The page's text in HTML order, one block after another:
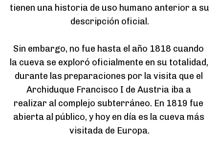
tienen una historia de uso humano anterior a su
descripción oficial.
Sin embargo, no fue hasta el año 1818 cuando
la cueva se exploró oficialmente en su totalidad,
durante las preparaciones por la visita que el
Archiduque Francisco I de Austria iba a
realizar al complejo subterráneo. En 1819 fue
abierta al público, y hoy en día es la cueva más
visitada de Europa.